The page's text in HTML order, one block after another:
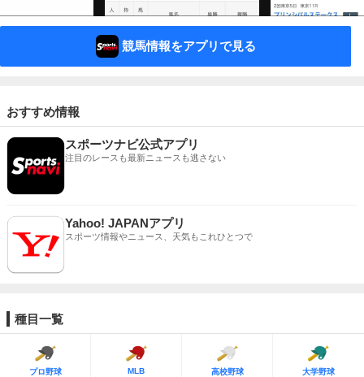
競馬情報をアプリで見る
おすすめ情報
スポーツナビ公式アプリ
注目のレースも最新ニュースも逃さない
Yahoo! JAPANアプリ
スポーツ情報やニュース、天気もこれひとつで
種目一覧
プロ野球 MLB 高校野球 大学野球